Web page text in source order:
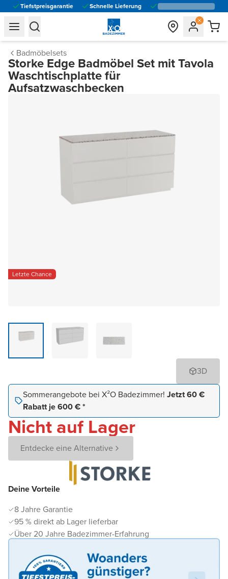
Tiefstpreisgarantie Schnelle Lieferung
general.navigation.toggle_menu.label
general.navigation.toggle_menu.label
Badmöbelsets
Storke Edge Badmöbel Set mit Tavola
Waschtischplatte für
Aufsatzwaschbecken
Letzte Chance
3D
Deine Vorteile
8 Jahre Garantie
95 % direkt ab Lager lieferbar
Über 20 Jahre Badezimmer-Erfahrung
Sommerangebote bei X²O Badezimmer! Jetzt 60 €
Rabatt je 600 € *
Nicht auf Lager
Entdecke eine Alternative